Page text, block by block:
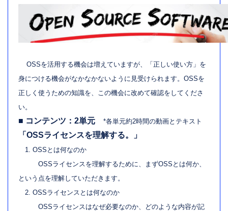
OSSを活用する機会は増えていますが、「正しい使い方」を
身につける機会がなかなかないように見受けられます。OSSを
正しく使うための知識を、この機会に改めて確認をしてくださ
い。
■ コンテンツ：2単元 *各単元約2時間の動画とテキスト
「OSSライセンスを理解する。」
1. OSSとは何なのか
OSSライセンスを理解するために、まずOSSとは何か、
という点を理解していただきます。
2. OSSライセンスとは何なのか
OSSライセンスはなぜ必要なのか、どのような内容が記